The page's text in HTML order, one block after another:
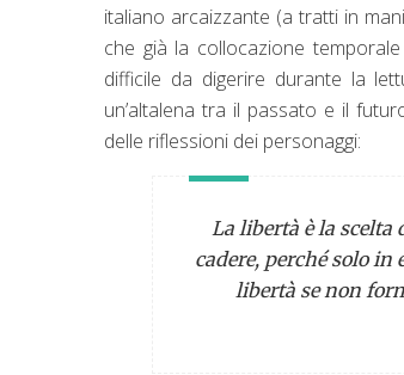
italiano arcaizzante (a tratti in
che già la collocazione
difficile da digerire durante la
un’altalena tra il passato e il
delle riflessioni dei personaggi:
La libertà è la
cadere, perché solo in
libertà se non